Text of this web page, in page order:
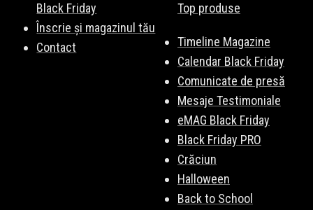
Black Friday
Înscrie și magazinul tău
Contact
Top produse
Timeline Magazine
Calendar Black Friday
Comunicate de presă
Mesaje Testimoniale
eMAG Black Friday
Black Friday PRO
Crăciun
Halloween
Back to School